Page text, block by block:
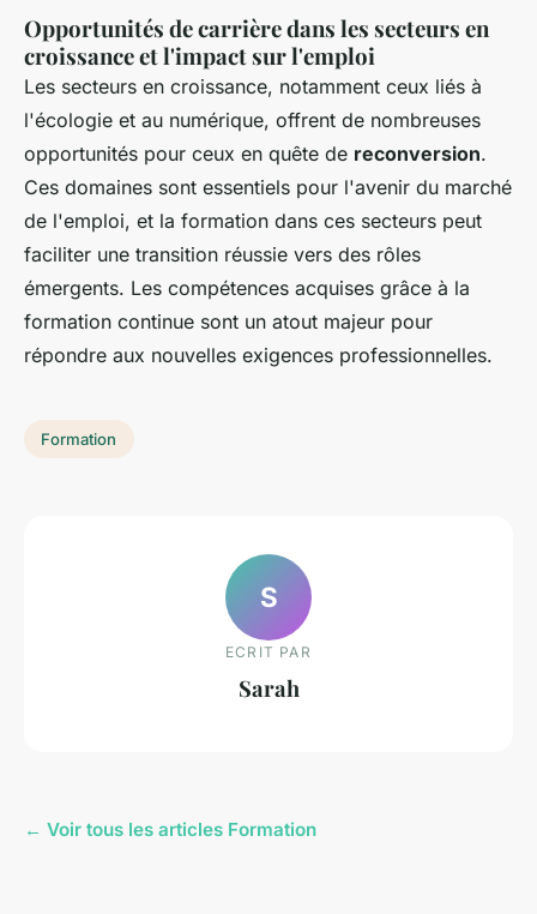
Opportunités de carrière dans les secteurs en
croissance et l'impact sur l'emploi
Les secteurs en croissance, notamment ceux liés à
l'écologie et au numérique, offrent de nombreuses
opportunités pour ceux en quête de reconversion.
Ces domaines sont essentiels pour l'avenir du marché
de l'emploi, et la formation dans ces secteurs peut
faciliter une transition réussie vers des rôles
émergents. Les compétences acquises grâce à la
formation continue sont un atout majeur pour
répondre aux nouvelles exigences professionnelles.
Formation
S
ECRIT PAR
Sarah
← Voir tous les articles Formation